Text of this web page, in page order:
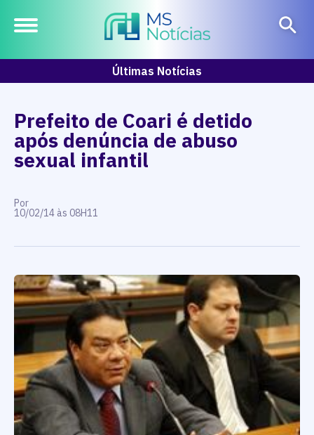
Últimas Notícias
Prefeito de Coari é detido
após denúncia de abuso
sexual infantil
Por
10/02/14 às 08H11